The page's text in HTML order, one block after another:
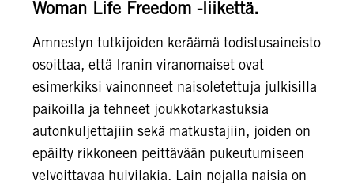
Woman Life Freedom -liikettä.
Amnestyn tutkijoiden keräämä todistusaineisto
osoittaa, että Iranin viranomaiset ovat
esimerkiksi vainonneet naisoletettuja julkisilla
paikoilla ja tehneet joukkotarkastuksia
autonkuljettajiin sekä matkustajiin, joiden on
epäilty rikkoneen peittävään pukeutumiseen
velvoittavaa huivilakia. Lain nojalla naisia on